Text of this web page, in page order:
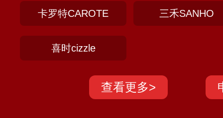
卡罗特CAROTE 三禾SANHO
喜时cizzle
查看更多>